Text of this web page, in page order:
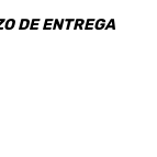
DE ENTREGA